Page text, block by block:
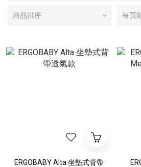
商品排序 每頁
ERGOBABY Alta 坐墊式背帶